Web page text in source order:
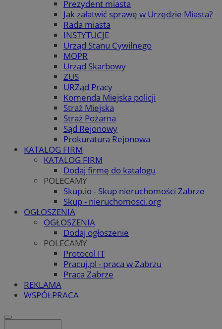
Prezydent miasta
Jak załatwić sprawę w Urzędzie Miasta?
Rada miasta
INSTYTUCJE
Urząd Stanu Cywilnego
MOPR
Urząd Skarbowy
ZUS
URZąd Pracy
Komenda Miejska policji
Straż Miejska
Straż Pożarna
Sąd Rejonowy
Prokuratura Rejonowa
KATALOG FIRM
KATALOG FIRM
Dodaj firmę do katalogu
POLECAMY
Skup.io - Skup nieruchomości Zabrze
Skup - nieruchomosci.org
OGŁOSZENIA
OGŁOSZENIA
Dodaj ogłoszenie
POLECAMY
Protocol IT
Pracuj.pl - praca w Zabrzu
Praca Zabrze
REKLAMA
WSPÓŁPRACA